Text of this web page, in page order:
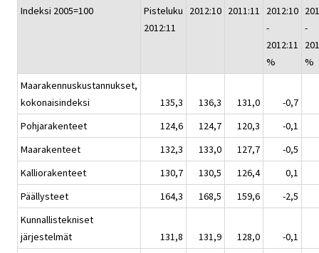
Indeksi 2005=100
Pisteluku
2012:11
2012:10 2011:11
2012:10
-
2012:11
%
-
%
Maarakennuskustannukset,
kokonaisindeksi
135,3 136,3 131,0
-0,7
Pohjarakenteet
124,6 124,7 120,3
-0,1
Maarakenteet
132,3 133,0 127,7
-0,5
Kalliorakenteet
130,7 130,5 126,4
0,1
Päällysteet
164,3 168,5 159,6
-2,5
Kunnallistekniset
järjestelmät
131,8 131,9 128,0
-0,1